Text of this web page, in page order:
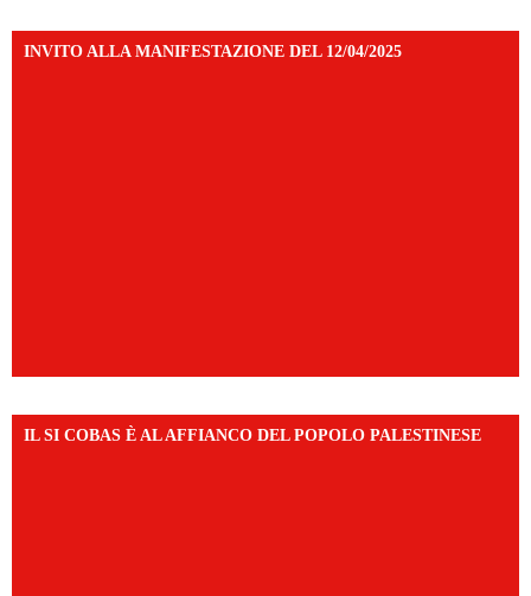
INVITO ALLA MANIFESTAZIONE DEL 12/04/2025
IL SI COBAS È AL AFFIANCO DEL POPOLO PALESTINESE